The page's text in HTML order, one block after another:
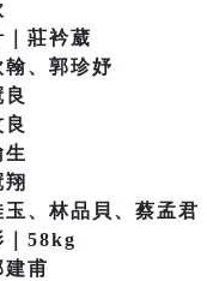
莊衿葳
、郭珍妤
、林品貝、蔡孟君
｜58kg
建甫